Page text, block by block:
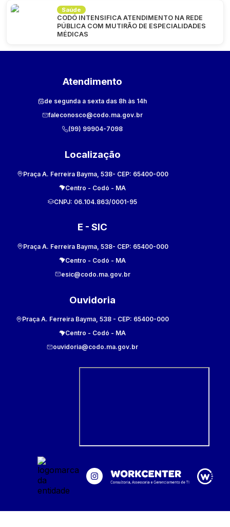
Saúde
CODÓ INTENSIFICA ATENDIMENTO NA REDE
PÚBLICA COM MUTIRÃO DE ESPECIALIDADES
MÉDICAS
Atendimento
de segunda a sexta das 8h às 14h
faleconosco@codo.ma.gov.br
(99) 99904-7098
Localização
Praça A. Ferreira Bayma, 538- CEP: 65400-000
Centro - Codó - MA
CNPJ: 06.104.863/0001-95
E - SIC
Praça A. Ferreira Bayma, 538- CEP: 65400-000
Centro - Codó - MA
esic@codo.ma.gov.br
Ouvidoria
Praça A. Ferreira Bayma, 538 - CEP: 65400-000
Centro - Codó - MA
ouvidoria@codo.ma.gov.br